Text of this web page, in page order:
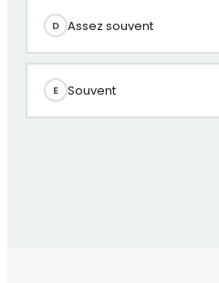
D Assez souvent
E Souvent